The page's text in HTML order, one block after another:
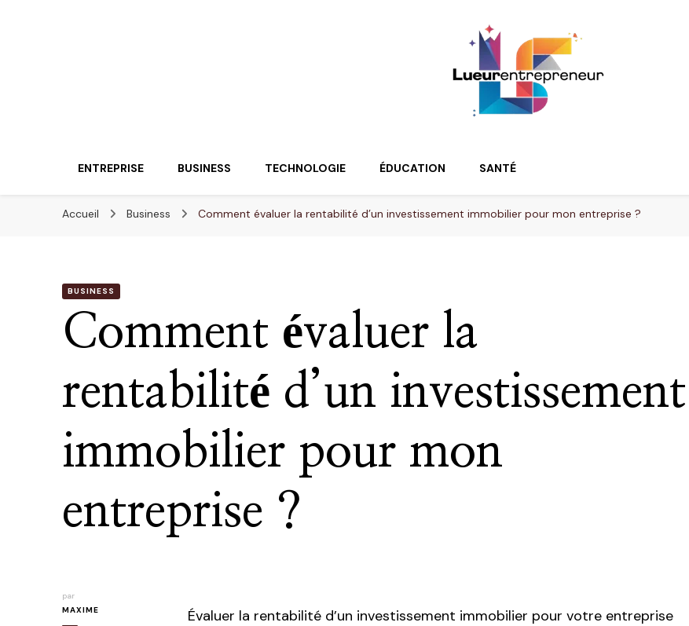
ENTREPRISE BUSINESS TECHNOLOGIE ÉDUCATION SANTÉ
Accueil Business Comment évaluer la rentabilité d’un investissement immobilier pour mon entreprise ?
BUSINESS
Comment évaluer la
rentabilité d’un investissement
immobilier pour mon
entreprise ?
par
MAXIME
Évaluer la rentabilité d’un investissement immobilier pour votre entreprise